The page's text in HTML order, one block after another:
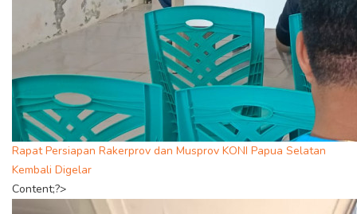
Rapat Persiapan Rakerprov dan Musprov KONI Papua Selatan
Kembali Digelar
Content;?>